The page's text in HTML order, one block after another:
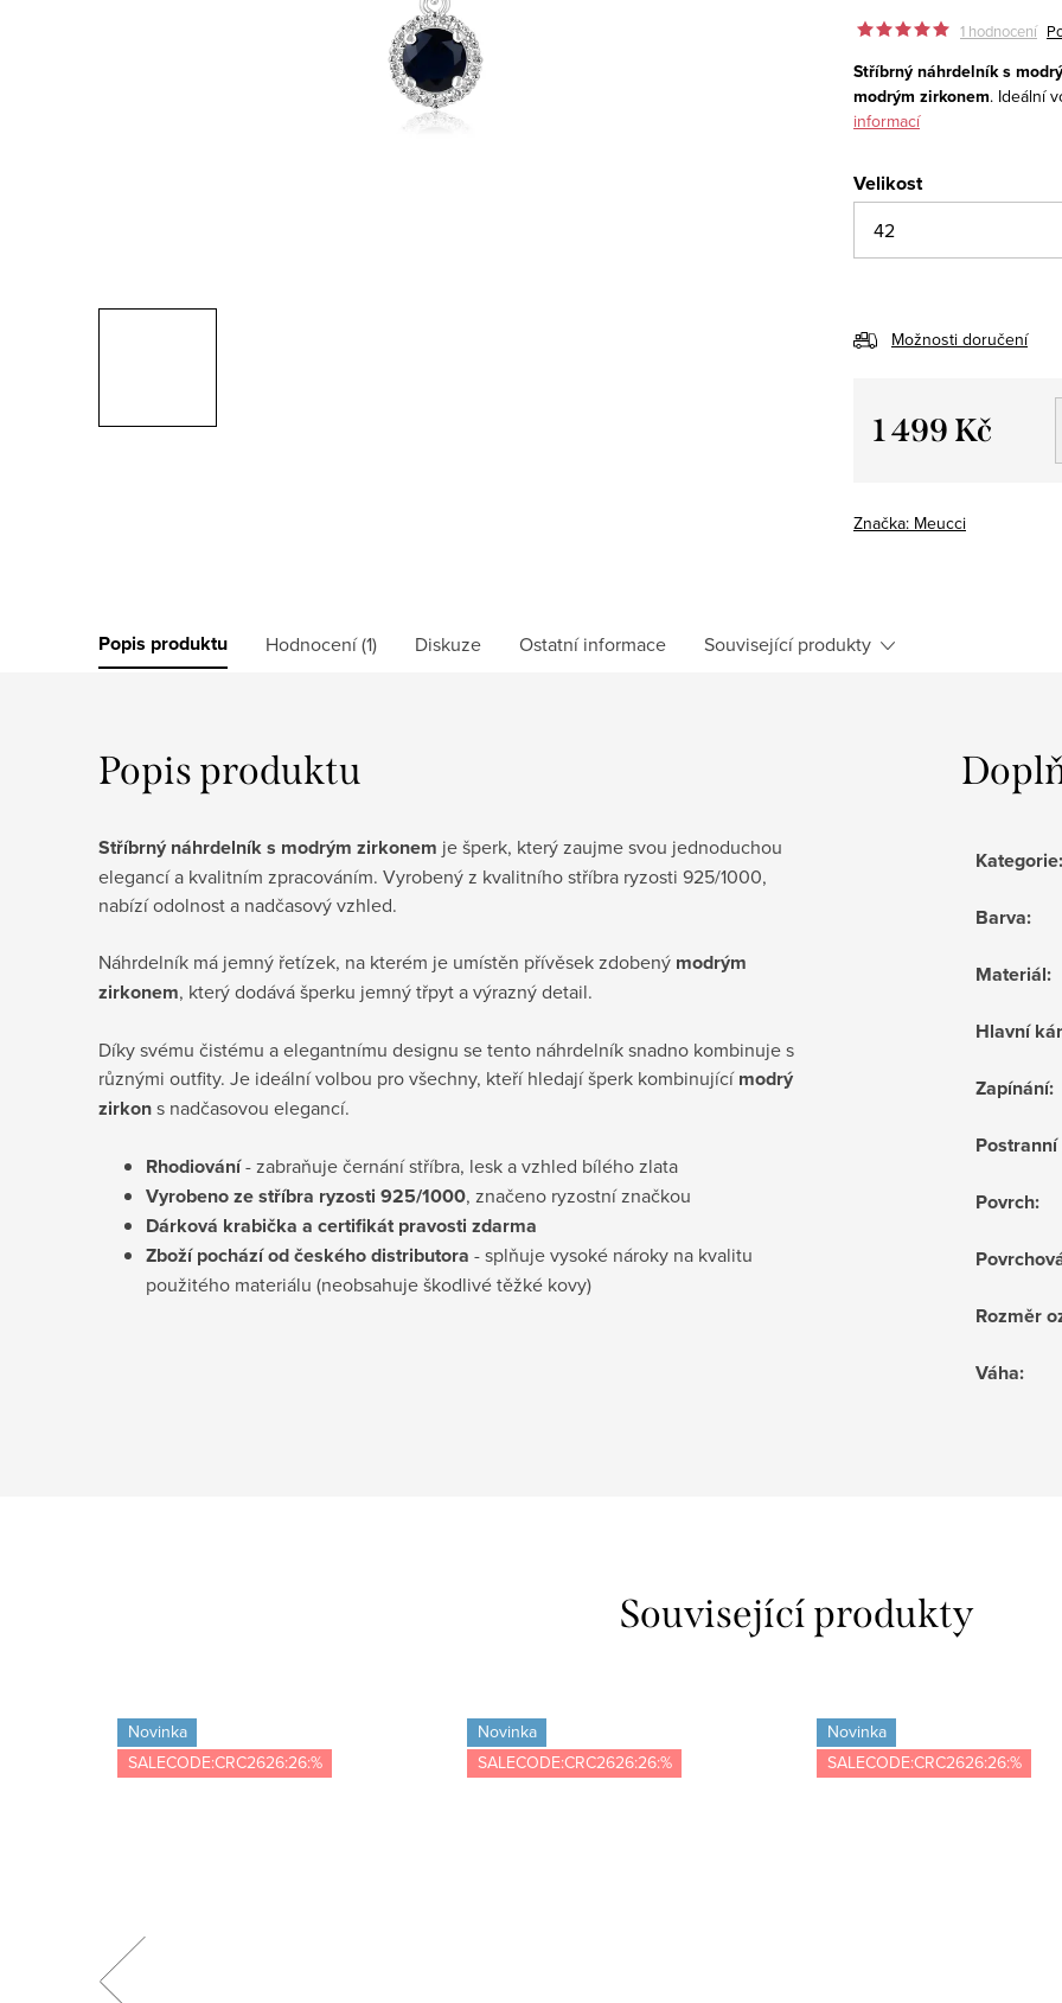
1 hodnocení
Stříbrný náhrdelník s
modrým zirkonem. Ideální
informací
Velikost
Možnosti doručení
1 499 Kč
Značka: Meucci
Popis produktu Hodnocení (1) Diskuze Ostatní informace Související produkty
Popis produktu
Stříbrný náhrdelník s modrým zirkonem je šperk, který zaujme svou jednoduchou
elegancí a kvalitním zpracováním. Vyrobený z kvalitního stříbra ryzosti 925/1000,
nabízí odolnost a nadčasový vzhled.
Náhrdelník má jemný řetízek, na kterém je umístěn přívěsek zdobený modrým
zirkonem, který dodává šperku jemný třpyt a výrazný detail.
Díky svému čistému a elegantnímu designu se tento náhrdelník snadno kombinuje s
různými outfity. Je ideální volbou pro všechny, kteří hledají šperk kombinujícímodrý
zirkons nadčasovou elegancí.
Rhodiování- zabraňuje černání stříbra, lesk a vzhled bílého zlata
Vyrobeno ze stříbra ryzosti 925/1000, značeno ryzostní značkou
Dárková krabička a certifikát pravosti zdarma
Zboží pochází od českého distributora - splňuje vysoké nároky na kvalitu
použitého materiálu (neobsahuje škodlivé těžké kovy)
Kategorie:
Barva:
Materiál:
Hlavní
Zapínání:
Povrch:
Rozměr
Váha:
Související produkty
Novinka
SALECODE:CRC2626:26:%
Novinka
SALECODE:CRC2626:26:%
Novinka
SALECODE:CRC2626:26:%